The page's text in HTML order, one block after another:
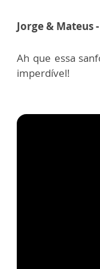
Jorge & Mateus
Ah que essa
imperdível!